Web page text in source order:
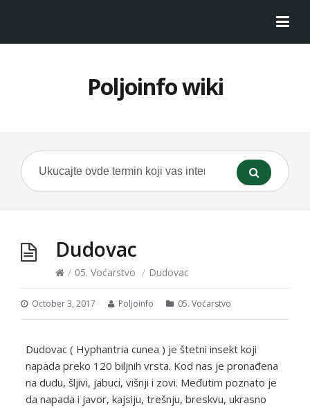
Poljoinfo wiki
Dudovac
/ 05. Voćarstvo / Dudovac
October 3, 2017 Poljoinfo 05. Voćarstvo
Dudovac ( Hyphantria cunea ) je štetni insekt koji
napada preko 120 biljnih vrsta. Kod nas je pronađena
na dudu, šljivi, jabuci, višnji i zovi. Međutim poznato je
da napada i javor, kajsiju, trešnju, breskvu, ukrasno